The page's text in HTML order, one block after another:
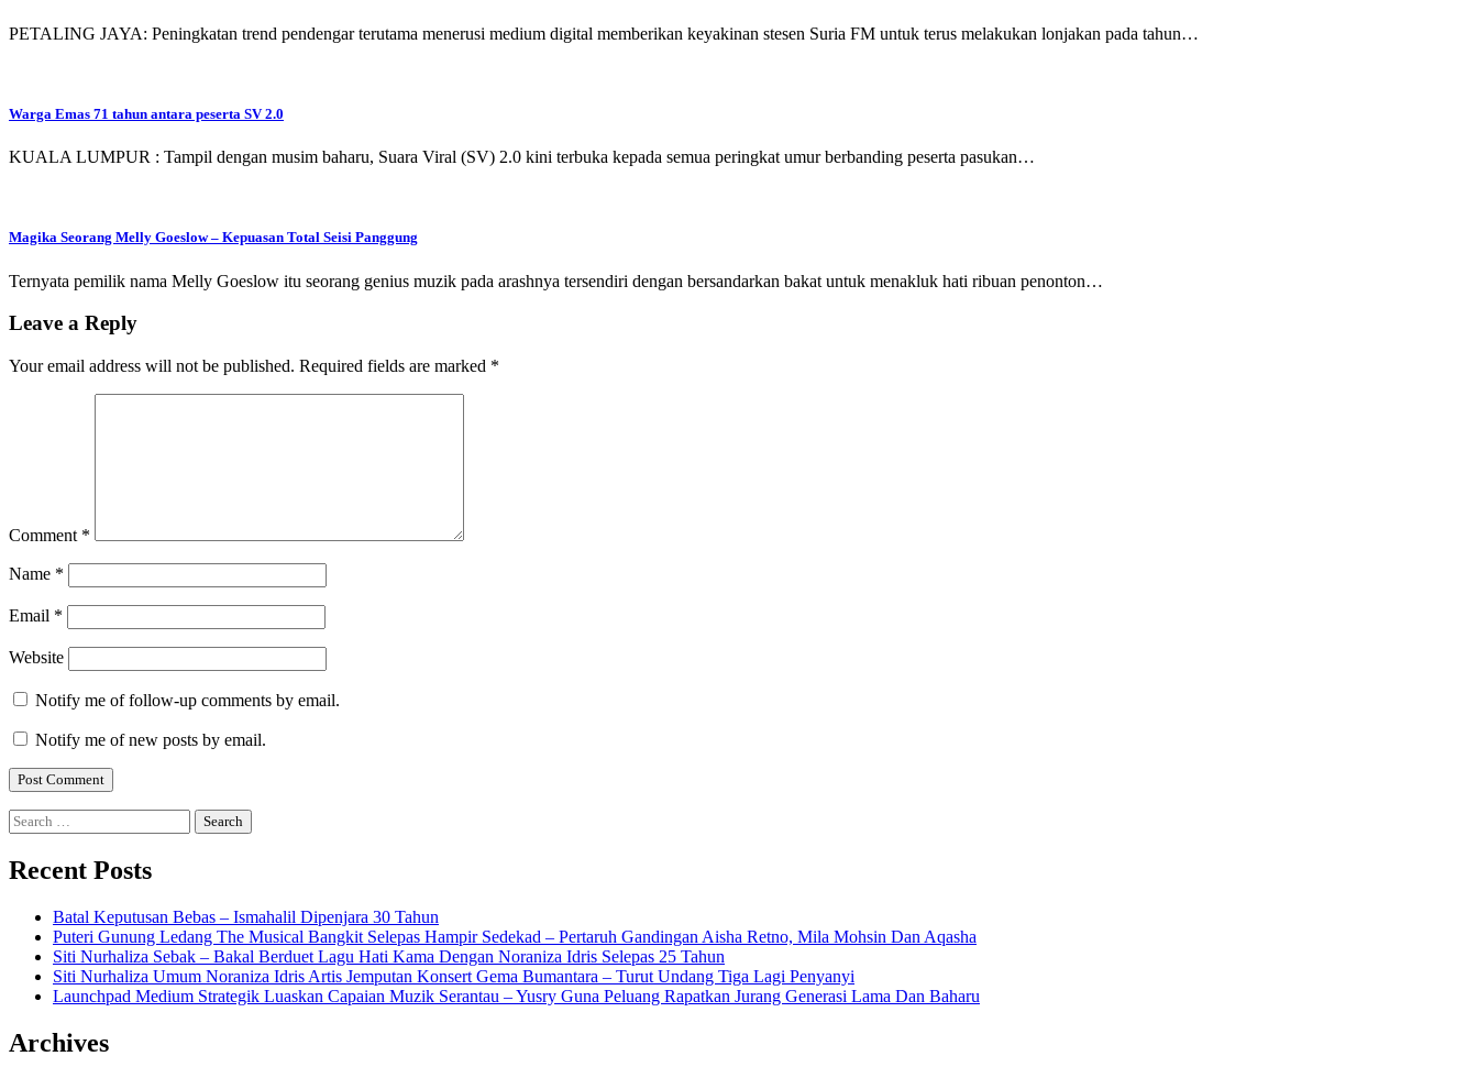
PETALING JAYA: Peningkatan trend pendengar terutama menerusi medium digital memberikan keyakinan stesen Suria FM untuk terus melakukan lonjakan pada tahun…
Warga Emas 71 tahun antara peserta SV 2.0
KUALA LUMPUR : Tampil dengan musim baharu, Suara Viral (SV) 2.0 kini terbuka kepada semua peringkat umur berbanding peserta pasukan…
Magika Seorang Melly Goeslow – Kepuasan Total Seisi Panggung
Ternyata pemilik nama Melly Goeslow itu seorang genius muzik pada arashnya tersendiri dengan bersandarkan bakat untuk menakluk hati ribuan penonton…
Leave a Reply
Your email address will not be published. Required fields are marked *
Comment *
Name *
Email *
Website
Notify me of follow-up comments by email.
Notify me of new posts by email.
Search
for:
Recent Posts
Batal Keputusan Bebas – Ismahalil Dipenjara 30 Tahun
Puteri Gunung Ledang The Musical Bangkit Selepas Hampir Sedekad – Pertaruh Gandingan Aisha Retno, Mila Mohsin Dan Aqasha
Siti Nurhaliza Sebak – Bakal Berduet Lagu Hati Kama Dengan Noraniza Idris Selepas 25 Tahun
Siti Nurhaliza Umum Noraniza Idris Artis Jemputan Konsert Gema Bumantara – Turut Undang Tiga Lagi Penyanyi
Launchpad Medium Strategik Luaskan Capaian Muzik Serantau – Yusry Guna Peluang Rapatkan Jurang Generasi Lama Dan Baharu
Archives